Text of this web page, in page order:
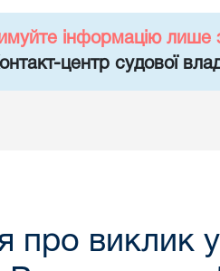
інформацію лише
центр судової
про виклик у